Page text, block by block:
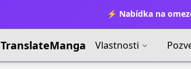
⚡ Nabídka na
TranslateManga Vlastnosti